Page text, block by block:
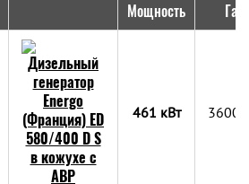
Мощность
461 кВт